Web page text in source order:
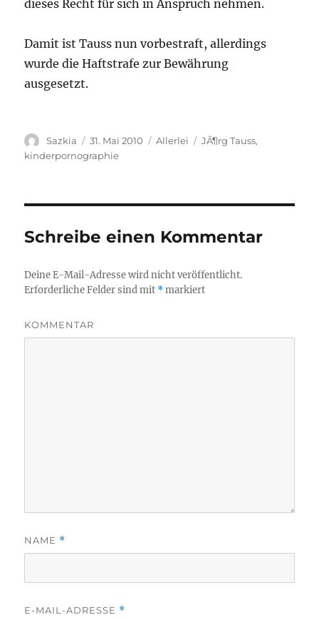
dieses Recht für sich in Anspruch nehmen.
Damit ist Tauss nun vorbestraft, allerdings
wurde die Haftstrafe zur Bewährung
ausgesetzt.
Autor
Sazkia
Veröffentlicht
am
31. Mai 2010 Kategorien
Allerlei Schlagwörter
JÃ¶rg Tauss,
kinderpornographie
Schreibe einen Kommentar
Deine E-Mail-Adresse wird nicht veröffentlicht.
Erforderliche Felder sind mit *markiert
KOMMENTAR
NAME *
E-MAIL-ADRESSE *